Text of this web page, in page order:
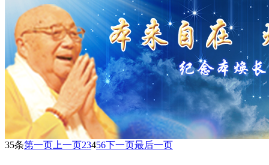
35条第一页 上一页23456下一页最后一页